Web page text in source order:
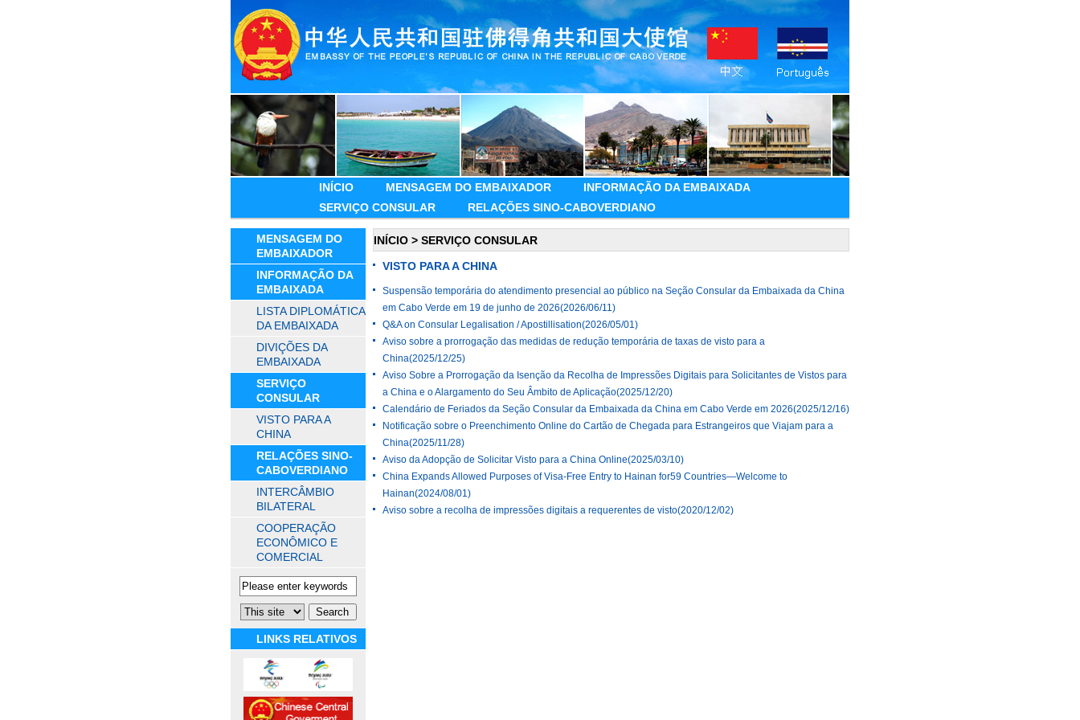
INÍCIO MENSAGEM DO EMBAIXADOR
INFORMAÇÃO DA EMBAIXADA
SERVIÇO CONSULAR
RELAÇÕES SINO-CABOVERDIANO
MENSAGEM DO
EMBAIXADOR
INFORMAÇÃO DA
EMBAIXADA
LISTA DIPLOMÁTICA
DA EMBAIXADA
DIVIÇÕES DA
EMBAIXADA
SERVIÇO
CONSULAR
VISTO PARA A
CHINA
RELAÇÕES SINO-
CABOVERDIANO
INTERCÂMBIO
BILATERAL
COOPERAÇÃO
ECONÔMICO E
COMERCIAL
LINKS RELATIVOS
INÍCIO > SERVIÇO CONSULAR
VISTO PARA A CHINA
Suspensão temporária do atendimento presencial ao público na Seção Consular da Embaixada da China
em Cabo Verde em 19 de junho de 2026(2026/06/11)
Q&A on Consular Legalisation / Apostillisation(2026/05/01)
Aviso sobre a prorrogação das medidas de redução temporária de taxas de visto para a
China(2025/12/25)
Aviso Sobre a Prorrogação da Isenção da Recolha de Impressões Digitais para Solicitantes de Vistos para
a China e o Alargamento do Seu Âmbito de Aplicação(2025/12/20)
Calendário de Feriados da Seção Consular da Embaixada da China em Cabo Verde em 2026(2025/12/16)
Notificação sobre o Preenchimento Online do Cartão de Chegada para Estrangeiros que Viajam para a
China(2025/11/28)
Aviso da Adopção de Solicitar Visto para a China Online(2025/03/10)
China Expands Allowed Purposes of Visa-Free Entry to Hainan for59 Countries—Welcome to
Hainan(2024/08/01)
Aviso sobre a recolha de impressões digitais a requerentes de visto(2020/12/02)